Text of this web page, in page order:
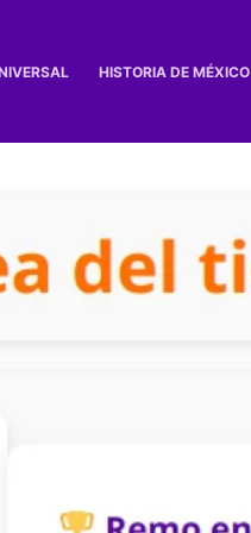
HISTORIA DE MÉXICO